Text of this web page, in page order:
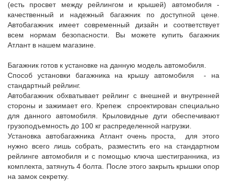
(есть просвет между рейлингом и крышей) автомобиля -
качественный и надежный багажник по доступной цене.
Автобагажник имеет современный дизайн и соответствует
всем нормам безопасности. Вы можете купить багажник
Атлант в нашем магазине.
Багажник готов к установке на данную модель автомобиля.
Способ установки багажника на крышу автомобиля - на
стандартный рейлинг.
Автобагажник обхватывает рейлинг с внешней и внутренней
стороны и зажимает его. Крепеж спроектирован специально
для данного автомобиля. Крыловидные дуги обеспечивают
грузоподъемность до 100 кг распределенной нагрузки.
Установка автобагажника Атлант очень проста, для этого
нужно всего лишь собрать, разместить его на стандартном
рейлинге автомобиля и с помощью ключа шестигранника, из
комплекта, затянуть 4 болта. После этого закрыть крышки опор
на замок секретку.